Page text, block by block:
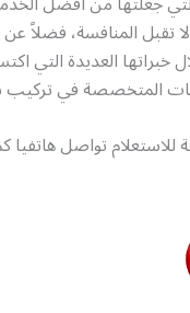
لا تقبل المنافسة،
العديدة التي
المتخصصة في تركيب
تواصل هاتفيا